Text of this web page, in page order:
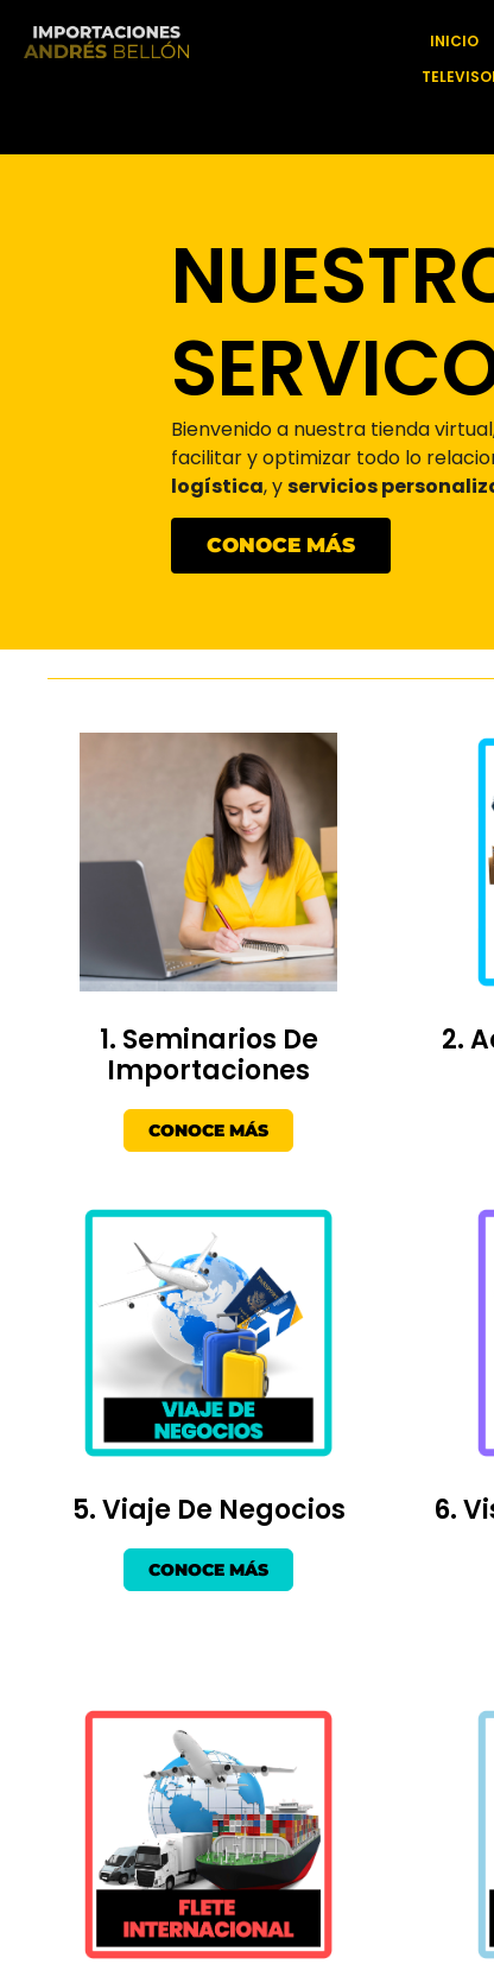
INICIO
Bienvenido a nuestra tienda
facilitar y optimizar todo lo
logística, yservicios
CONOCE MÁS
1. Seminarios De
Importaciones
CONOCE MÁS
2.
5. Viaje De Negocios
CONOCE MÁS
6.